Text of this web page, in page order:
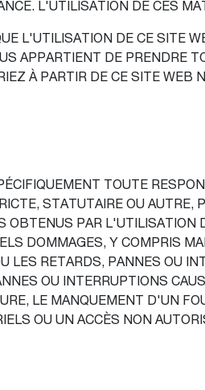
L'UTILISATION DE CES
L'UTILISATION DE CE SITE
APPARTIENT DE PRENDRE
À PARTIR DE CE SITE WEB
TOUTE
STATUTAIRE OU AUTRE,
OBTENUS PAR L'UTILISATION
DOMMAGES, Y COMPRIS
LES RETARDS, PANNES OU
OU INTERRUPTIONS
LE MANQUEMENT D'UN
OU UN ACCÈS NON